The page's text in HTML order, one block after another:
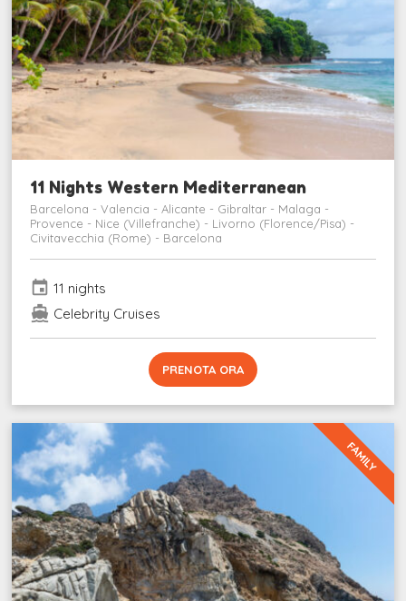
11 Nights Western Mediterranean
Barcelona - Valencia - Alicante - Gibraltar - Malaga -
Provence - Nice (Villefranche) - Livorno (Florence/Pisa) -
Civitavecchia (Rome) - Barcelona
event 11 nights
directions_boat Celebrity Cruises
PRENOTA ORA
FAMILY